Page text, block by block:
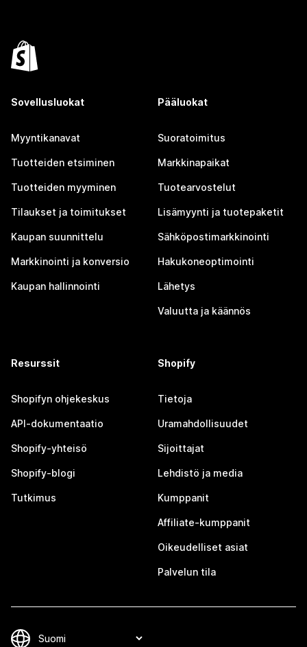
Sovellusluokat
Myyntikanavat
Tuotteiden etsiminen
Tuotteiden myyminen
Tilaukset ja toimitukset
Kaupan suunnittelu
Markkinointi ja konversio
Kaupan hallinnointi
Pääluokat
Suoratoimitus
Markkinapaikat
Tuotearvostelut
Lisämyynti ja tuotepaketit
Sähköpostimarkkinointi
Hakukoneoptimointi
Lähetys
Valuutta ja käännös
Resurssit
Shopifyn ohjekeskus
API-dokumentaatio
Shopify-yhteisö
Shopify-blogi
Tutkimus
Shopify
Tietoja
Uramahdollisuudet
Sijoittajat
Lehdistö ja media
Kumppanit
Affiliate-kumppanit
Oikeudelliset asiat
Palvelun tila